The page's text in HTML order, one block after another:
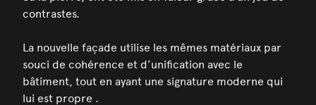
contrastes.
La nouvelle façade utilise les mêmes matériaux par
souci de cohérence et d’unification avec le
bâtiment, tout en ayant une signature moderne qui
lui est propre .